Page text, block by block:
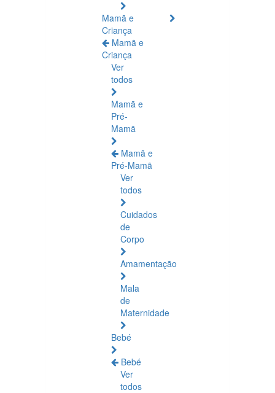
Mamã e
Criança
Mamã e
Criança
Ver
todos
Mamã e
Pré-
Mamã
Mamã e
Pré-Mamã
Ver
todos
Cuidados
de
Corpo
Amamentação
Mala
de
Maternidade
Bebé
Bebé
Ver
todos